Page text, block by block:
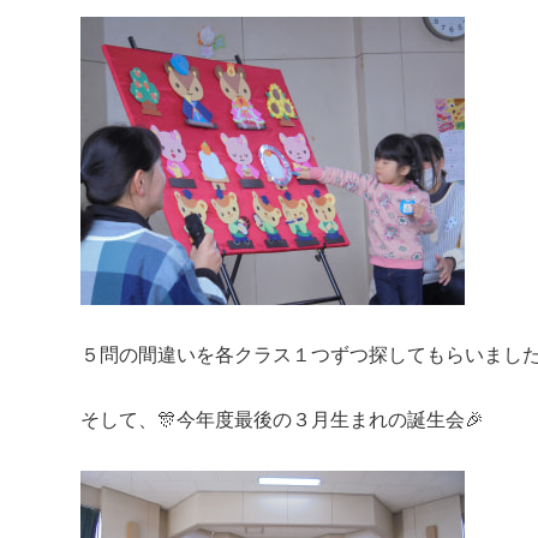
５問の間違いを各クラス１つずつ探してもらいまし
そして、🎊今年度最後の３月生まれの誕生会🎉